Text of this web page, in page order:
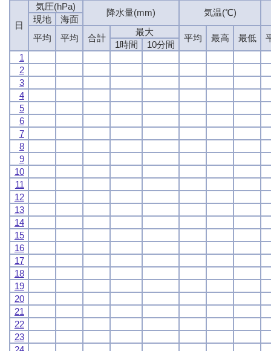
日
気圧(hPa)
降水量(mm) 気温(℃)
現地
海面
平均
平均 合計
最大
平均 最高 最低
1時間
10分間
1
2
3
4
5
6
7
8
9
10
11
12
13
14
15
16
17
18
19
20
21
22
23